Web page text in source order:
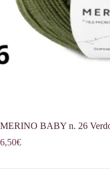
MERINO BABY n. 26
6,50€